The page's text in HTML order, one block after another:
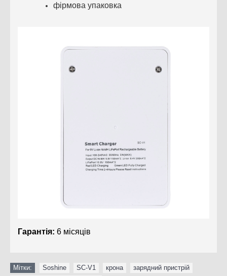
фірмова упаковка
Гарантія: 6 місяців
Мітки: Soshine SC-V1 крона зарядний пристрій